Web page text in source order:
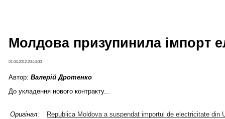
Молдова призупинила імпорт
01.04.2012 20:14:00
Автор: Валерій Дротенко
До укладення нового контракту...
Оригінал:
Republica Moldova a suspendat importul de electricitate din